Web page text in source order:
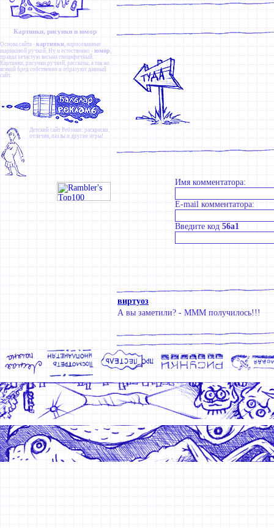
Картинки, рисунки и юмор
Основа сайта - картинки , нарисованные
шариковой ручкой. Ну и естественно - юмор ,
правда зачастую весьма специфичный.
Картинки, рисунки ручкой, рассказы, а так же
всякий бред собственно и образуют данный
сайт.
Детский сайт Ребзики: раскраски,
отличия, пазлы и другие игры!
Имя комментатора:
E-mail комментатора:
Введите код 56a1
виртуоз
А вы заметили? - МММ получилось!!!